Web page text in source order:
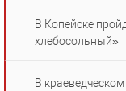
В Копейске
хлебосольный»
В